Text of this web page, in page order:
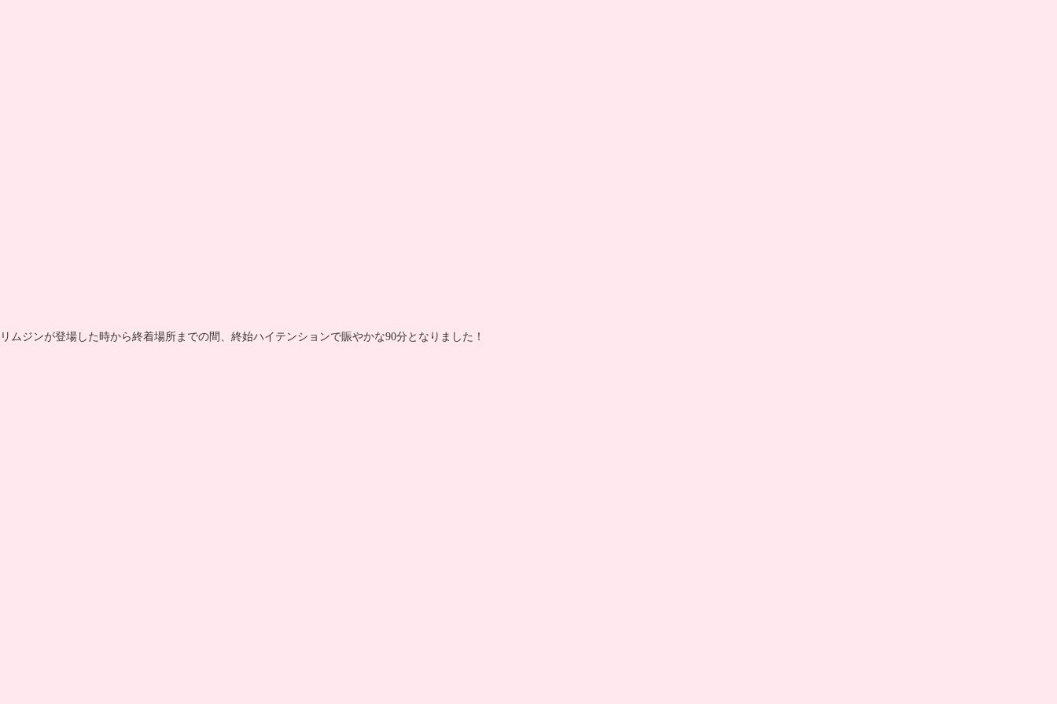
リムジンが登場した時から終着場所までの間、終始ハイテンションで賑やかな90分となりました！